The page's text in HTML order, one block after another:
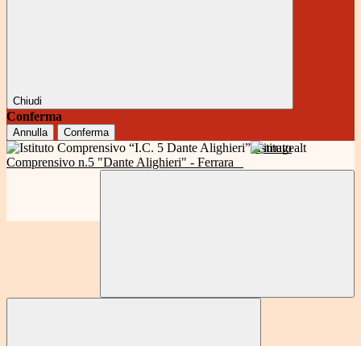
Chiudi
Conferma
Annulla Conferma
Istituto
Comprensivo n.5 "Dante Alighieri" - Ferrara